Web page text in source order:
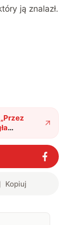
ją znalazł.
„Przez
meteorytu
Kopiuj